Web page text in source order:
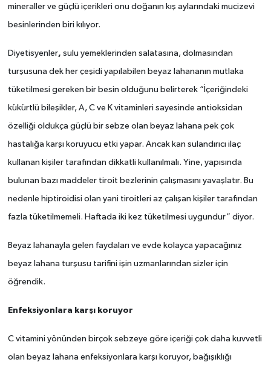
mineraller ve güçlü içerikleri onu doğanın kış aylarındaki mucizevi
besinlerinden biri kılıyor.
Diyetisyenler, sulu yemeklerinden salatasına, dolmasından
turşusuna dek her çeşidi yapılabilen beyaz lahananın mutlaka
tüketilmesi gereken bir besin olduğunu belirterek “İçeriğindeki
kükürtlü bileşikler, A, C ve K vitaminleri sayesinde antioksidan
özelliği oldukça güçlü bir sebze olan beyaz lahana pek çok
hastalığa karşı koruyucu etki yapar. Ancak kan sulandırıcı ilaç
kullanan kişiler tarafından dikkatli kullanılmalı. Yine, yapısında
bulunan bazı maddeler tiroit bezlerinin çalışmasını yavaşlatır. Bu
nedenle hiptiroidisi olan yani tiroitleri az çalışan kişiler tarafından
fazla tüketilmemeli. Haftada iki kez tüketilmesi uygundur” diyor.
Beyaz lahanayla gelen faydaları ve evde kolayca yapacağınız
beyaz lahana turşusu tarifini işin uzmanlarından sizler için
öğrendik.
Enfeksiyonlara karşı koruyor
C vitamini yönünden birçok sebzeye göre içeriği çok daha kuvvetli
olan beyaz lahana enfeksiyonlara karşı koruyor, bağışıklığı
ÖZEL HABER
POLİTİKA
SİYASET
TEKNOLOJİ
VEFATLAR